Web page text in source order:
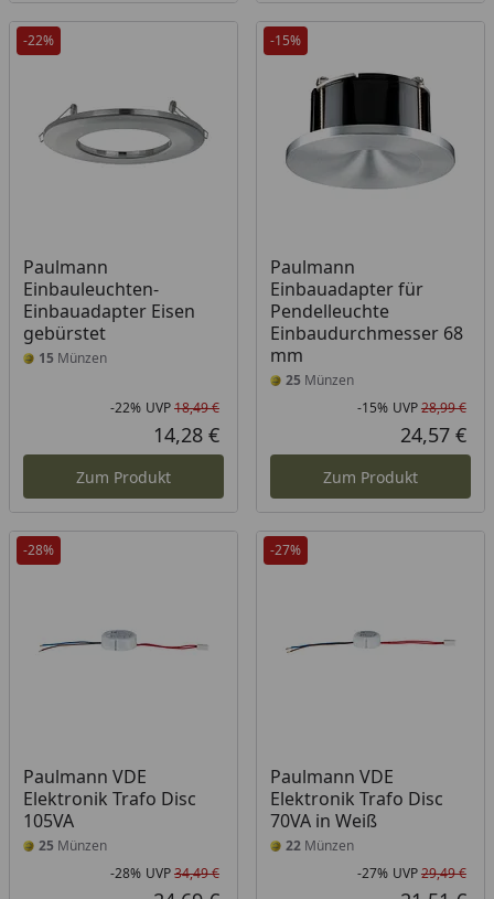
-22%
Paulmann
Einbauleuchten-
Einbauadapter Eisen
gebürstet
15 Münzen
Rabatt in Prozent
-22%
Ursprünglicher Preis
UVP18,49 €
Aktueller Preis
14,28 €
Zum Produkt
-15%
Paulmann
Einbauadapter für
Pendelleuchte
Einbaudurchmesser 68
mm
25 Münzen
-15% UVP28,99 €
24,57 €
Zum Produkt
-28%
Paulmann VDE
Elektronik Trafo Disc
105VA
25 Münzen
Rabatt in Prozent
-28%
Ursprünglicher Preis
UVP34,49 €
-27%
Paulmann VDE
Elektronik Trafo Disc
70VA in Weiß
22Münzen
-27% UVP29,49 €